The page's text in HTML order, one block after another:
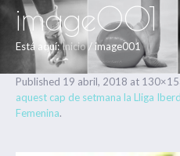
image001
Está aquí:Inicio / image001
Published 19 abril, 2018 at
aquest cap de setmana la Lliga
Femenina.